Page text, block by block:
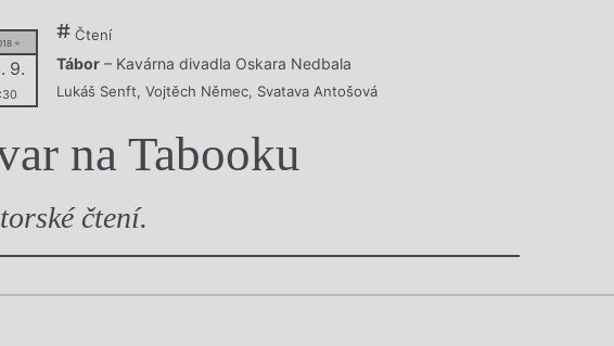
=
9.
Čtení
Tábor – Kavárna divadla Oskara Nedbala
Lukáš Senft, Vojtěch Němec, Svatava Antošová
na Tabooku
čtení.